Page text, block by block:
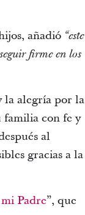
añadió “este
firme en los
la alegría por la
familia con fe y
al
gracias a la
Padre”, que